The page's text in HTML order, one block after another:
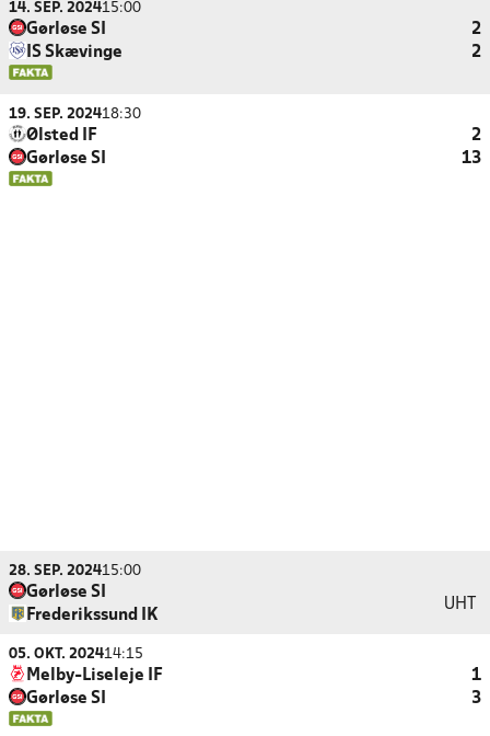
14. SEP. 202415:00
Gørløse SI
2
IS Skævinge
2
19. SEP. 202418:30
Ølsted IF
2
Gørløse SI
13
28. SEP. 202415:00
Gørløse SI
Frederikssund IK
UHT
05. OKT. 202414:15
Melby-Liseleje IF
1
Gørløse SI
3